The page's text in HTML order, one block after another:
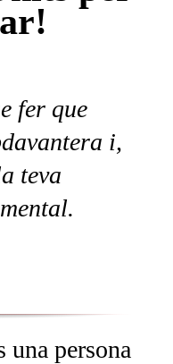
fer que
i,
teva
una persona